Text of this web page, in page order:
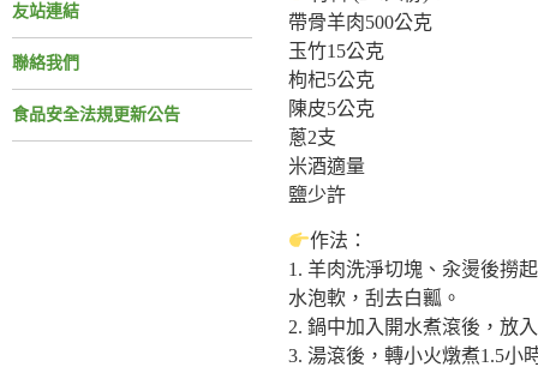
友站連結
聯絡我們
食品安全法規更新公告
帶骨羊肉500公克
玉竹15公克
枸杞5公克
陳皮5公克
蔥2支
米酒適量
鹽少許
作法：
1. 羊肉洗淨切塊、汆燙後撈
水泡軟，刮去白瓤。
2. 鍋中加入開水煮滾後，放
3. 湯滾後，轉小火燉煮1.5小